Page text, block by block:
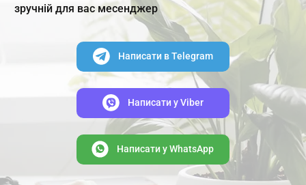
зручній для вас месенджер
Написати в Telegram
Написати y Viber
Написати y WhatsApp